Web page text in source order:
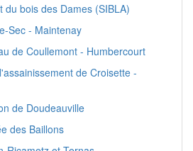
du bois des Dames (SIBLA)
Sec - Maintenay
de Coullemont - Humbercourt
de Croisette -
de Doudeauville
des Baillons